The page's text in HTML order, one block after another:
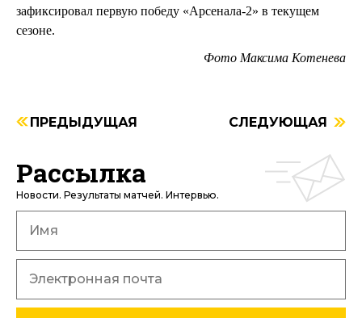
зафиксировал первую победу «Арсенала-2» в текущем
сезоне.
Фото Максима Котенева
ПРЕДЫДУЩАЯ СЛЕДУЮЩАЯ
Рассылка
Новости. Результаты матчей. Интервью.